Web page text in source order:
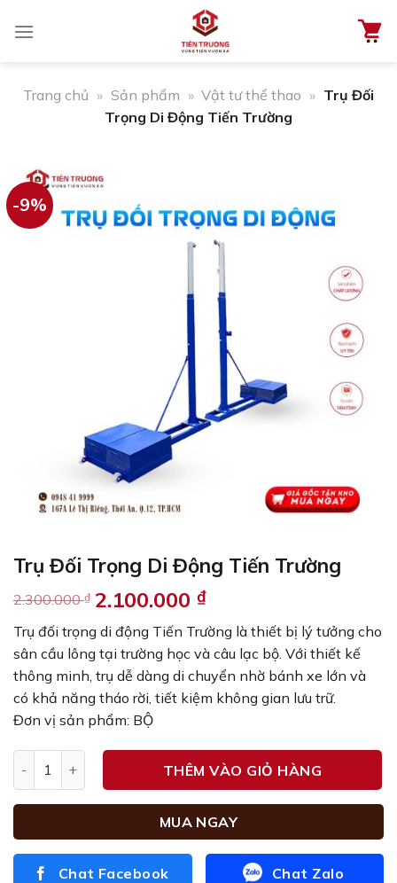
đến
Trang chủ » Sản phẩm » Vật tư thể thao » Trụ Đối
Trọng Di Động Tiến Trường
-9%
Trụ Đối Trọng Di Động Tiến Trường
2.300.000₫
Giá
gốc
là:
2.300.000 ₫.
2.100.000 ₫
Giá
hiện
tại
là:
2.100.000 ₫.
Trụ đối trọng di động Tiến Trường là thiết bị lý tưởng cho
sân cầu lông tại trường học và câu lạc bộ. Với thiết kế
thông minh, trụ dễ dàng di chuyển nhờ bánh xe lớn và
có khả năng tháo rời, tiết kiệm không gian lưu trữ.
Đơn vị sản phẩm: BỘ
Trụ Đối Trọng Di Động Tiến Trường số lượng
THÊM VÀO GIỎ HÀNG
MUA NGAY
Chat Facebook Chat Zalo